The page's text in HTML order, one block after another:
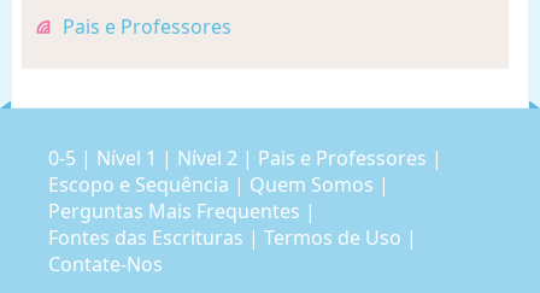
Pais e Professores
0-5 | Nível 1 | Nível 2 | Pais e Professores |
Escopo e Sequência | Quem Somos |
Perguntas Mais Frequentes |
Fontes das Escrituras | Termos de Uso |
Contate-Nos